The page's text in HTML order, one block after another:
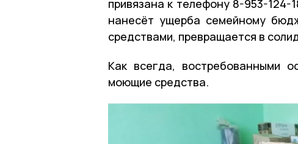
привязана к телефону 8-953-
нанесёт ущерба семейному
средствами, превращается в
Как всегда, востребованными
моющие средства.